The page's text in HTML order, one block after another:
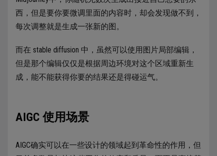
西，但是要你要微调里面的内容时，却会发现做不到，
每次调整就是生成一张新的图。
而在 stable diffusion 中，虽然可以使用图片局部编辑，
但是那个编辑仅仅是根据周边环境对这个区域重新生
成，能不能获得你要的结果还是得碰运气。
AIGC 使用场景
AIGC确实可以在一些设计的领域起到革命性的作用，但